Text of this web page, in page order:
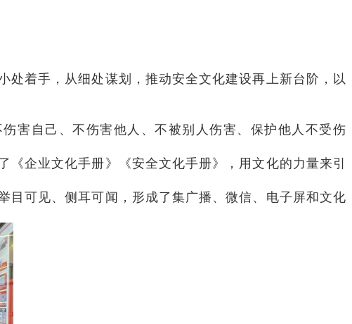
着手，从细处谋划，推动安全文化建设再上新台阶，以
害自己、不伤害他人、不被别人伤害、保护他人不受伤
企业文化手册》《安全文化手册》，用文化的力量来引
可见、侧耳可闻，形成了集广播、微信、电子屏和文化